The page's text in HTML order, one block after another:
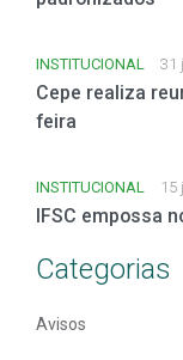
INSTITUCIONAL 31
Cepe realiza
feira
INSTITUCIONAL 15
IFSC empossa
Categorias
Avisos